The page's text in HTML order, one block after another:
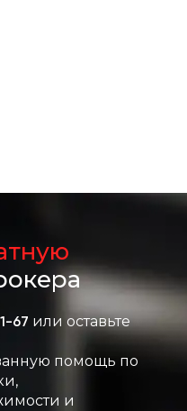
67 или оставьте
помощь по
и